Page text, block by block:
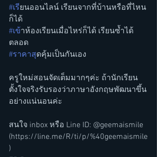
#เรียนออนไลน์ เรียนจากที่บ้านหรือที่ไหน
ก็ได้
#เข้าห้องเรียนเมื่อไหร่ก็ได้ เรียนซ้ำได้
ตลอด
#ราคาสุดคุ้มเป็นกันเอง
ครูใหม่สอนจัดเต็มมากๆค่ะ ถ้านักเรียน
ตั้งใจจริงรับรองว่าภาษาอังกฤษพัฒนาขึ้น
อย่างแน่นอนค่ะ
สนใจ inbox หรือ Line ID: @geemaismile
(https://line.me/R/ti/p/%40geemaismile
)